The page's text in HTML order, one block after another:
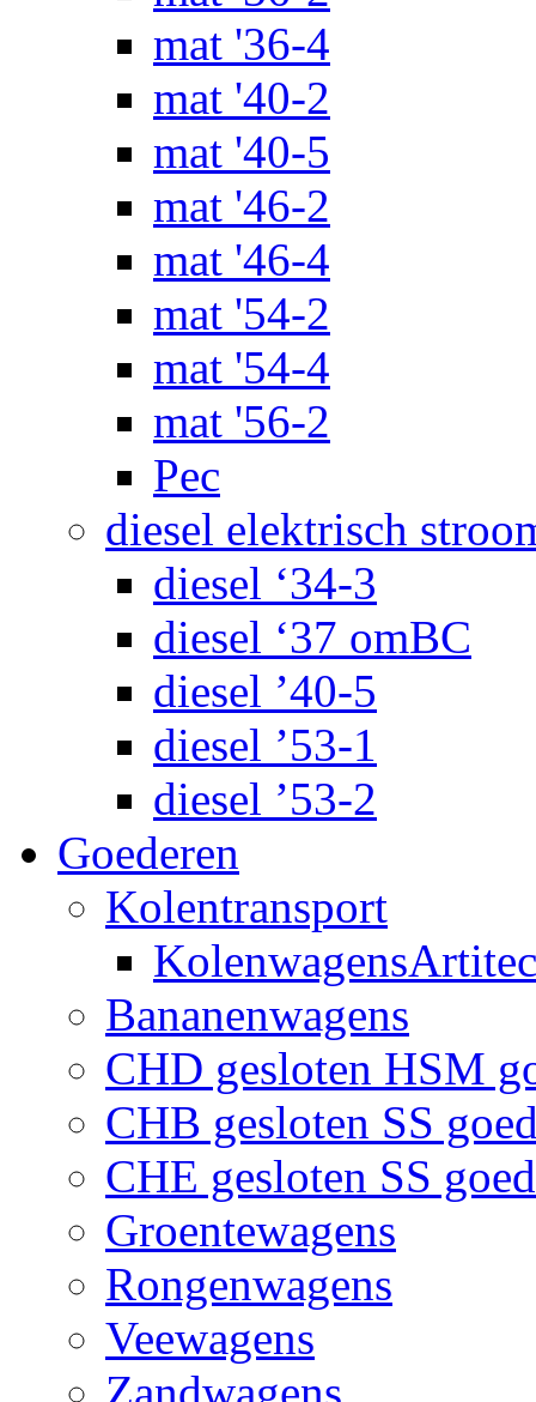
mat '36-4
mat '40-2
mat '40-5
mat '46-2
mat '46-4
mat '54-2
mat '54-4
mat '56-2
Pec
diesel elektrisch
diesel ‘34-3
diesel ‘37 omBC
diesel ’40-5
diesel ’53-1
diesel ’53-2
Goederen
Kolentransport
KolenwagensArtitec
Bananenwagens
CHD gesloten HSM
CHB gesloten SS
CHE gesloten SS
Groentewagens
Rongenwagens
Veewagens